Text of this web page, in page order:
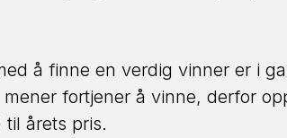
å finne en verdig vinner er i
fortjener å vinne, derfor
til årets pris.